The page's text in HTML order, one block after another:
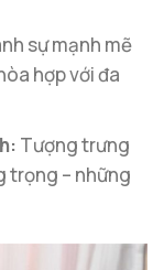
sự mạnh mẽ
hợp với đa
Tượng trưng
trọng – những